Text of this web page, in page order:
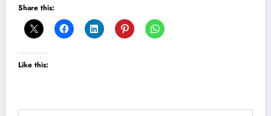
Share this:
Like this: